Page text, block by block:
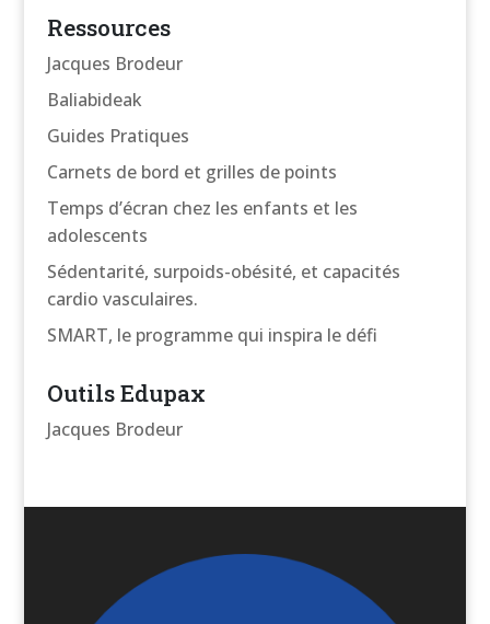
Ressources
Jacques Brodeur
Baliabideak
Guides Pratiques
Carnets de bord et grilles de points
Temps d’écran chez les enfants et les
adolescents
Sédentarité, surpoids-obésité, et capacités
cardio vasculaires.
SMART, le programme qui inspira le défi
Outils Edupax
Jacques Brodeur